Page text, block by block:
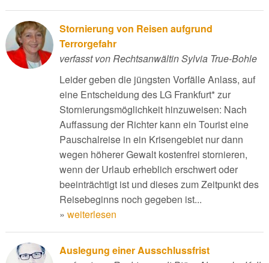
Stornierung von Reisen aufgrund
Terrorgefahr
verfasst von Rechtsanwältin Sylvia True-Bohle
Leider geben die jüngsten Vorfälle Anlass, auf
eine Entscheidung des LG Frankfurt* zur
Stornierungsmöglichkeit hinzuweisen: Nach
Auffassung der Richter kann ein Tourist eine
Pauschalreise in ein Krisengebiet nur dann
wegen höherer Gewalt kostenfrei stornieren,
wenn der Urlaub erheblich erschwert oder
beeinträchtigt ist und dieses zum Zeitpunkt des
Reisebeginns noch gegeben ist...
» weiterlesen
Auslegung einer Ausschlussfrist